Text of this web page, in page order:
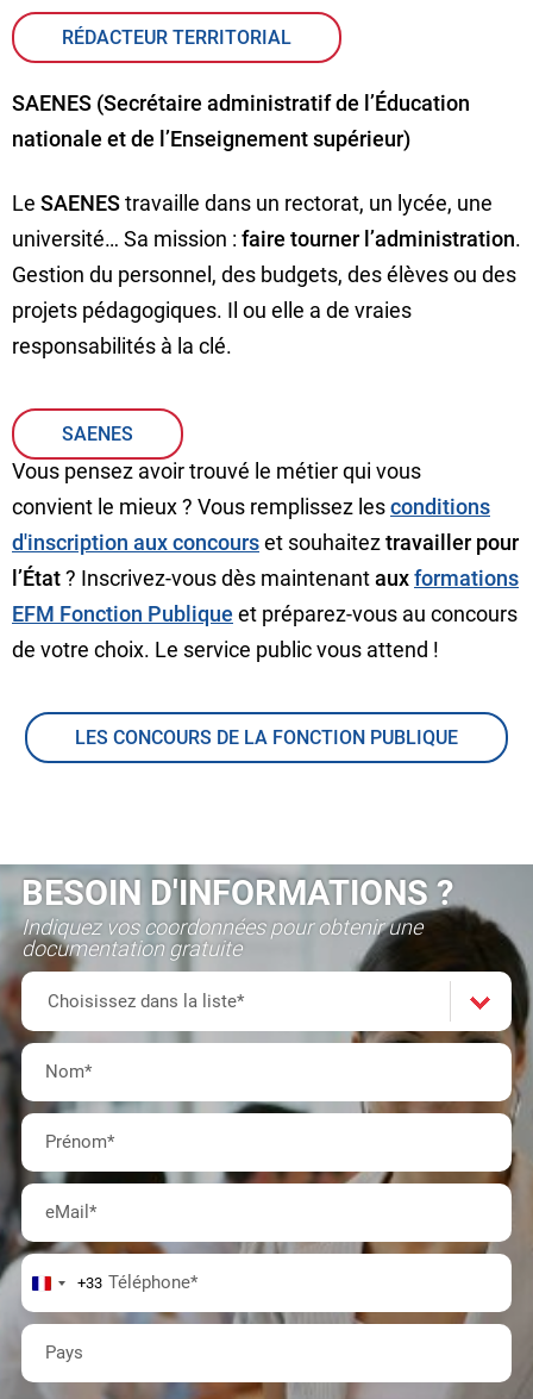
RÉDACTEUR TERRITORIAL
SAENES (Secrétaire administratif de l’Éducation
nationale et de l’Enseignement supérieur)
Le SAENEStravaille dans un rectorat, un lycée, une
université… Sa mission : faire tourner l’administration.
Gestion du personnel, des budgets, des élèves ou des
projets pédagogiques. Il ou elle a de vraies
responsabilités à la clé.
SAENES
Vous pensez avoir trouvé le métier qui vous
convient le mieux ? Vous remplissez lesconditions
d'inscription aux concourset souhaiteztravailler pour
l’État? Inscrivez-vous dès maintenantauxformations
EFM Fonction Publique et préparez-vous au concours
de votre choix. Le service public vous attend !
LES CONCOURS DE LA FONCTION PUBLIQUE
BESOIN D'INFORMATIONS ?
Indiquez vos coordonnées pour obtenir une
documentation gratuite
Formation(s)
Choisissez
dans
la
liste*
Choisissez dans la liste*
Nom*
Prénom*
eMail*
Téléphone*
+33
Pays